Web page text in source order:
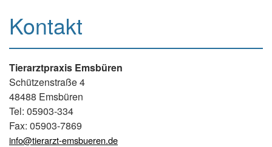
Kontakt
Tierarztpraxis Emsbüren
Schützenstraße 4
48488 Emsbüren
Tel: 05903-334
Fax: 05903-7869
info@tierarzt-emsbueren.de